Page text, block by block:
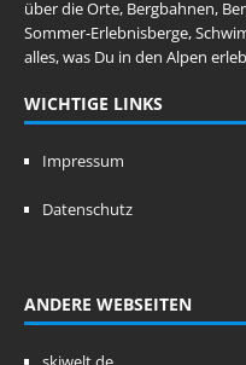
über die Orte, Bergbahnen,
Sommer-Erlebnisberge,
alles, was Du in den Alpen
WICHTIGE LINKS
Impressum
Datenschutz
ANDERE WEBSEITEN